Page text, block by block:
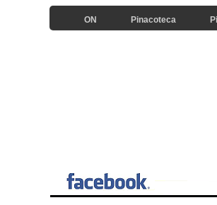
ON Pinacoteca